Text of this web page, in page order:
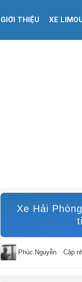
GIỚI THIỆU XE
Xe Hải
Phúc Nguyễn Cập